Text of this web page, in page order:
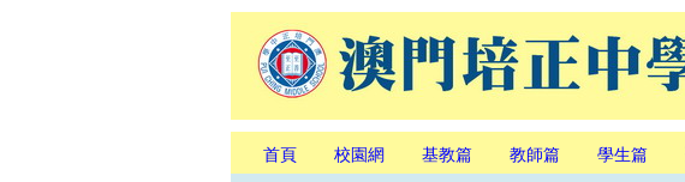
首頁 校園網 基教篇 教師篇 學生篇